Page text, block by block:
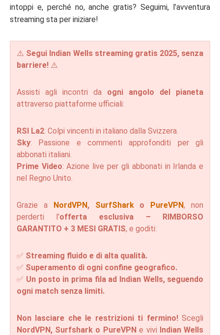
intoppi e, perché no, anche gratis? Seguimi, l’avventura
streaming sta per iniziare!
⚠️ Segui Indian Wells streaming gratis 2025, senza
barriere!⚠️
Assisti agli incontri da ogni angolo del pianeta
attraverso piattaforme ufficiali:
RSI La2: Colpi vincenti in italiano dalla Svizzera.
Sky: Passione e commenti approfonditi per gli
abbonati italiani.
Prime Video: Azione live per gli abbonati in Irlanda e
nel Regno Unito.
Grazie a NordVPN, SurfSharko PureVPN, non
perderti l’offerta esclusiva – RIMBORSO
GARANTITO + 3 MESI GRATIS, e goditi:
✅ Streaming fluido e di alta qualità.
✅ Superamento di ogni confine geografico.
✅ Un posto in prima fila ad Indian Wells, seguendo
ogni match senza limiti.
Non lasciare che le restrizioni ti fermino!Scegli
NordVPN, Surfshark o PureVPNe vivi Indian Wells